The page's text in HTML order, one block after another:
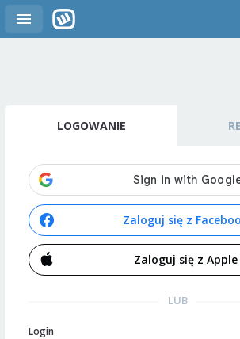
LOGOWANIE
Zaloguj się z
Zaloguj się z Apple
LUB
Login